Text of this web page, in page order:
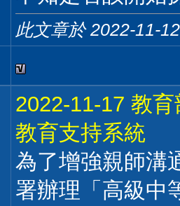
此文章於 2022-11-
2022-11-17 教
教育支持系統
為了增強親師溝
署辦理「高級中